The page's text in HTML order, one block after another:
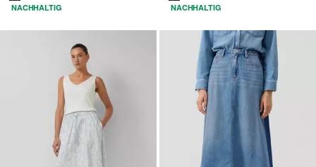
NACHHALTIG NACHHALTIG